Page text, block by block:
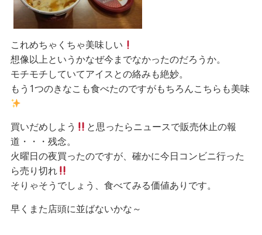
これめちゃくちゃ美味しい
想像以上というかなぜ今までなかったのだろうか。
モチモチしていてアイスとの絡みも絶妙。
もう1つのきなこも食べたのですがもちろんこちらも美味
買いだめしよう
と思ったらニュースで販売休止の報
道・・・残念。
火曜日の夜買ったのですが、確かに今日コンビニ行った
ら売り切れ
そりゃそうでしょう、食べてみる価値ありです。
早くまた店頭に並ばないかな～